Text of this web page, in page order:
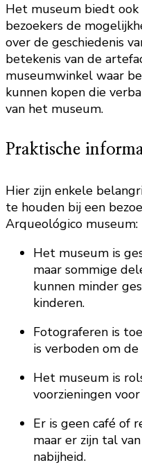
Het museum biedt ook
bezoekers de
over de geschiedenis
betekenis van de
museumwinkel waar
kunnen kopen die
van het museum.
Praktische
Hier zijn enkele
te houden bij een
Arqueológico museum:
Het museum is
maar sommige
kunnen minder
kinderen.
Fotograferen is
is verboden om
Het museum is
voorzieningen
Er is geen café of
maar er zijn tal
nabijheid.